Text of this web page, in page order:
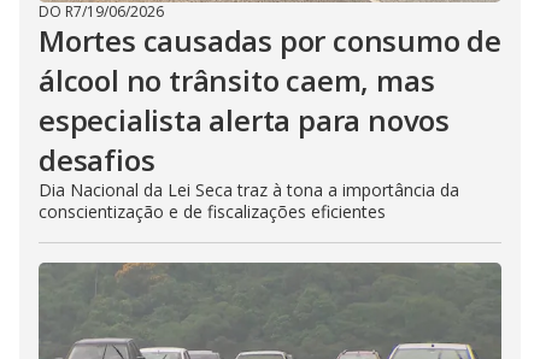
DO R7/19/06/2026
Mortes causadas por consumo de
álcool no trânsito caem, mas
especialista alerta para novos
desafios
Dia Nacional da Lei Seca traz à tona a importância da
conscientização e de fiscalizações eficientes